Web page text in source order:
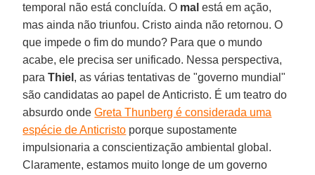
temporal não está concluída. O mal está em ação,
mas ainda não triunfou. Cristo ainda não retornou. O
que impede o fim do mundo? Para que o mundo
acabe, ele precisa ser unificado. Nessa perspectiva,
paraThiel , as várias tentativas de "governo mundial"
são candidatas ao papel de Anticristo. É um teatro do
absurdo ondeGreta Thunberg é considerada uma
espécie de Anticristo porque supostamente
impulsionaria a conscientização ambiental global.
Claramente, estamos muito longe de um governo